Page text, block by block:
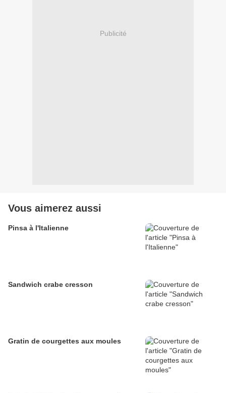
Publicité
Vous aimerez aussi
Pinsa à l'Italienne
Sandwich crabe cresson
Gratin de courgettes aux moules